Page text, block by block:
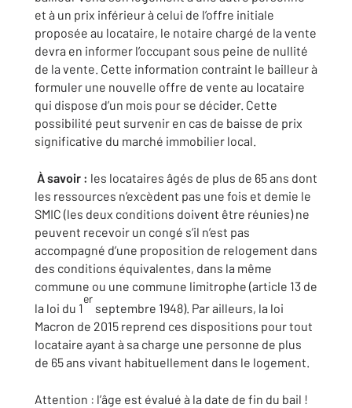
et à un prix inférieur à celui de l’offre initiale
proposée au locataire, le notaire chargé de la vente
devra en informer l’occupant sous peine de nullité
de la vente. Cette information contraint le bailleur à
formuler une nouvelle offre de vente au locataire
qui dispose d’un mois pour se décider. Cette
possibilité peut survenir en cas de baisse de prix
significative du marché immobilier local.
À savoir : les locataires âgés de plus de 65 ans dont
les ressources n’excèdent pas une fois et demie le
SMIC (les deux conditions doivent être réunies) ne
peuvent recevoir un congé s’il n’est pas
accompagné d’une proposition de relogement dans
des conditions équivalentes, dans la même
commune ou une commune limitrophe (article 13 de
la loi du 1
er
septembre 1948). Par ailleurs, la loi
Macron de 2015 reprend ces dispositions pour tout
locataire ayant à sa charge une personne de plus
de 65 ans vivant habituellement dans le logement.
Attention : l’âge est évalué à la date de fin du bail !